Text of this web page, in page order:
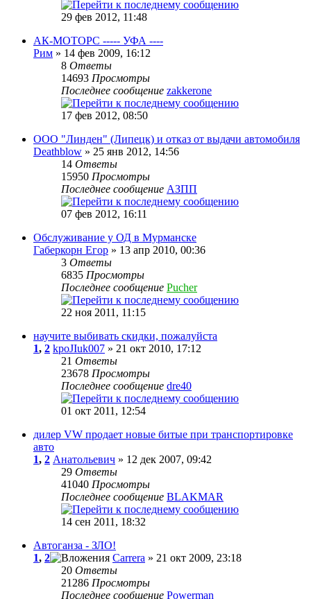
29 фев 2012, 11:48
АК-МОТОРС ----- УФА ----
Рим » 14 фев 2009, 16:12
8 Ответы
14693 Просмотры
Последнее сообщение zakkerone
17 фев 2012, 08:50
ООО "Линден" (Липецк) и отказ от выдачи автомобиля
Deathblow » 25 янв 2012, 14:56
14 Ответы
15950 Просмотры
Последнее сообщение АЗПП
07 фев 2012, 16:11
Обслуживание у ОД в Мурманске
Габеркорн Егор » 13 апр 2010, 00:36
3 Ответы
6835 Просмотры
Последнее сообщение Pucher
22 ноя 2011, 11:15
научите выбивать скидки, пожалуйста
1, 2 kpoJIuk007 » 21 окт 2010, 17:12
21 Ответы
23678 Просмотры
Последнее сообщение dre40
01 окт 2011, 12:54
дилер VW продает новые битые при транспортировке
авто
1, 2 Анатольевич » 12 дек 2007, 09:42
29 Ответы
41040 Просмотры
Последнее сообщение BLAKMAR
14 сен 2011, 18:32
Автоганза - ЗЛО!
1, 2 Carrera » 21 окт 2009, 23:18
20 Ответы
21286 Просмотры
Последнее сообщение Powerman